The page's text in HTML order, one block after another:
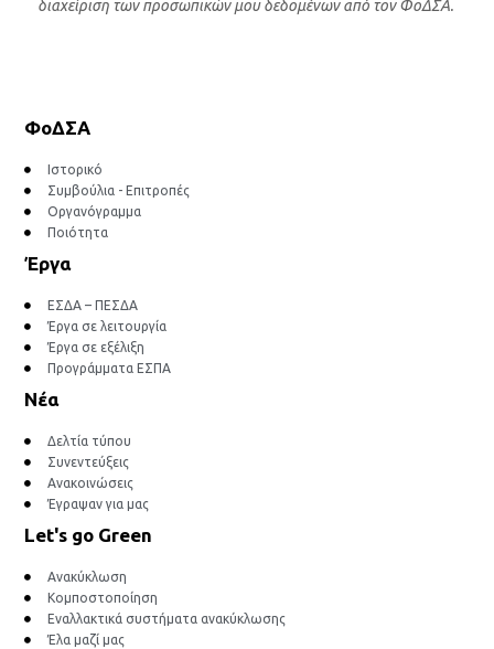
διαχείριση των προσωπικών μου δεδομένων από τον ΦοΔΣΑ.
ΦοΔΣΑ
Ιστορικό
Συμβούλια - Επιτροπές
Οργανόγραμμα
Ποιότητα
Έργα
ΕΣΔΑ – ΠΕΣΔΑ
Έργα σε λειτουργία
Έργα σε εξέλιξη
Προγράμματα ΕΣΠΑ
Νέα
Δελτία τύπου
Συνεντεύξεις
Ανακοινώσεις
Έγραψαν για μας
Let's go Green
Ανακύκλωση
Κομποστοποίηση
Εναλλακτικά συστήματα ανακύκλωσης
Έλα μαζί μας